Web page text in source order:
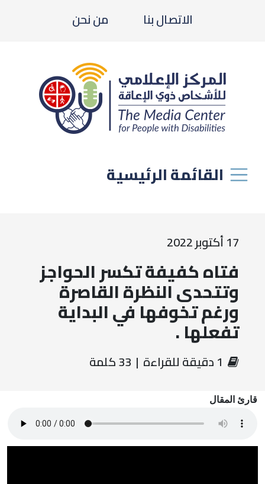
الاتصال بنا من نحن
القائمة الرئيسية
17 أكتوبر 2022
فتاه كفيفة تكسر الحواجز
وتتحدى النظرة القاصرة
ورغم تخوفها في البداية
تفعلها .
قارئ المقال